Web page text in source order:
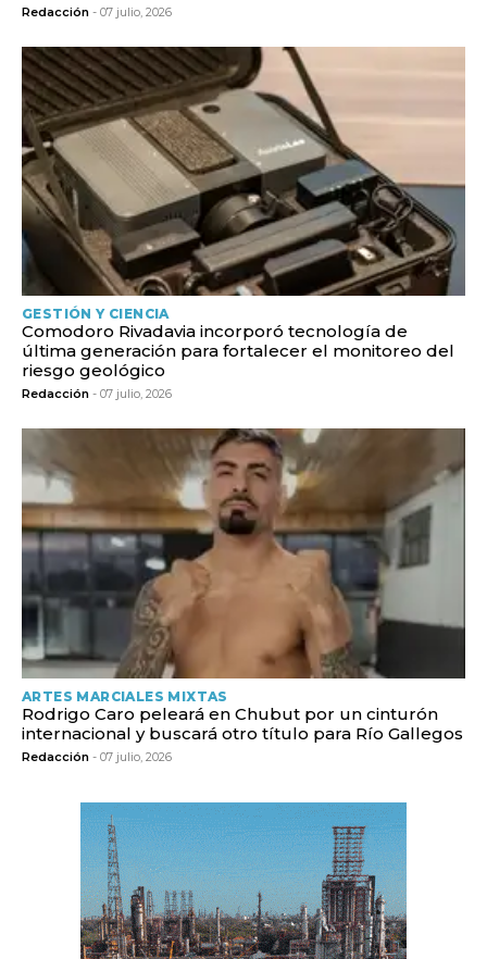
Redacción - 07 julio, 2026
GESTIÓN Y CIENCIA
Comodoro Rivadavia incorporó tecnología de
última generación para fortalecer el monitoreo del
riesgo geológico
Redacción - 07 julio, 2026
ARTES MARCIALES MIXTAS
Rodrigo Caro peleará en Chubut por un cinturón
internacional y buscará otro título para Río Gallegos
Redacción - 07 julio, 2026